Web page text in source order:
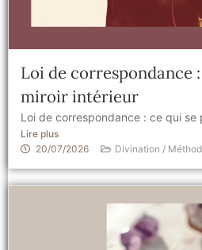
Loi de correspondance
miroir intérieur
Loi de correspondance : ce qui se
Lire plus
20/07/2026
Divination /